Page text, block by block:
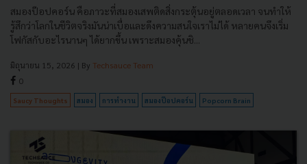
สมองป๊อปคอร์น คือภาวะที่สมองเสพติดสิ่งกระตุ้นอยู่ตลอดเวลา จนทำให้
รู้สึกว่าโลกในชีวิตจริงมันน่าเบื่อและดึงความสนใจเราไม่ได้ หลายคนจึงเริ่ม
โฟกัสกับอะไรนานๆ ได้ยากขึ้น เพราะสมองคุ้นชิ...
มิถุนายน 15, 2026 | By Techsauce Team
0
Saucy Thoughts สมอง การทำงาน สมองป๊อปคอร์น Popcorn Brain